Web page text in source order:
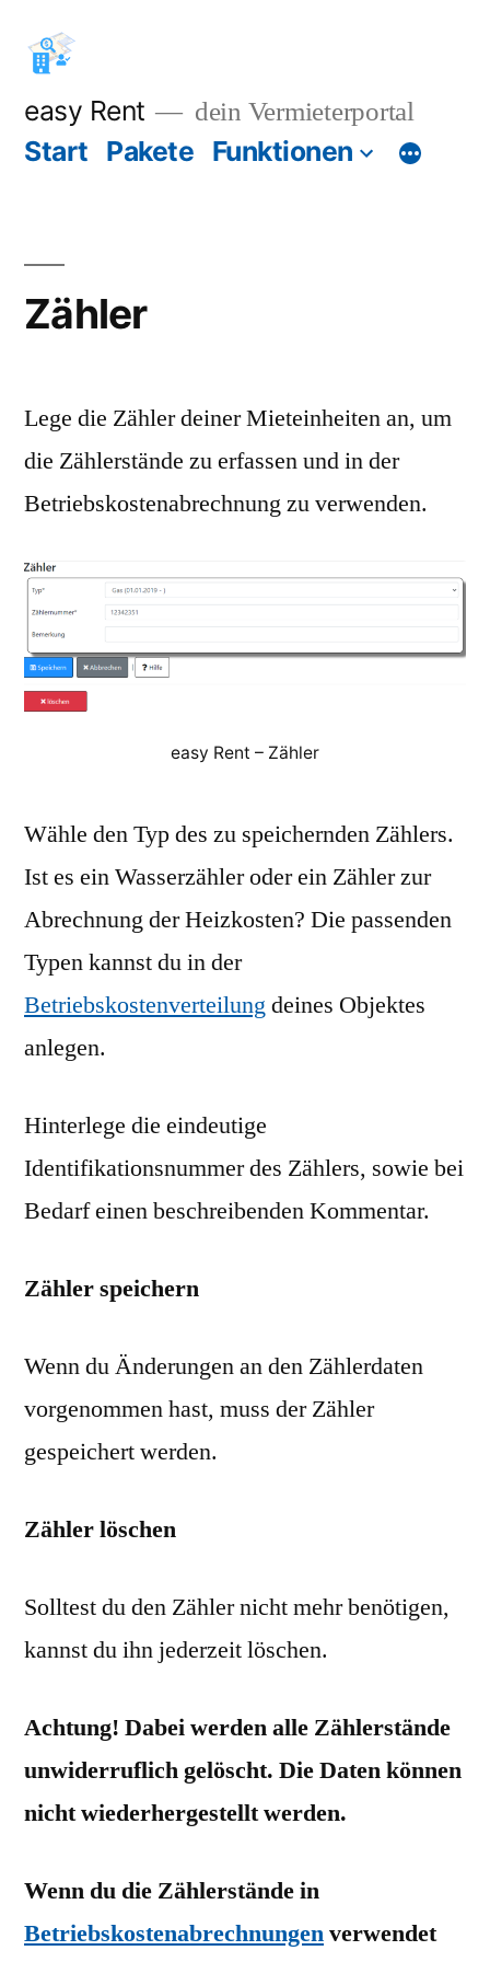
Inhalt
springen
easy Rent dein Vermieterportal
Start Pakete Funktionen
Zähler
Lege die Zähler deiner Mieteinheiten an, um
die Zählerstände zu erfassen und in der
Betriebskostenabrechnung zu verwenden.
easy Rent – Zähler
Wähle den Typ des zu speichernden Zählers.
Ist es ein Wasserzähler oder ein Zähler zur
Abrechnung der Heizkosten? Die passenden
Typen kannst du in der
Betriebskostenverteilungdeines Objektes
anlegen.
Hinterlege die eindeutige
Identifikationsnummer des Zählers, sowie bei
Bedarf einen beschreibenden Kommentar.
Zähler speichern
Wenn du Änderungen an den Zählerdaten
vorgenommen hast, muss der Zähler
gespeichert werden.
Zähler löschen
Solltest du den Zähler nicht mehr benötigen,
kannst du ihn jederzeit löschen.
Achtung! Dabei werden alle Zählerstände
unwiderruflich gelöscht. Die Daten können
nicht wiederhergestellt werden.
Wenn du die Zählerstände in
Betriebskostenabrechnungenverwendet